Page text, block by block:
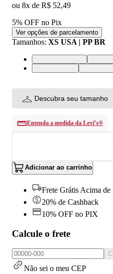
ou 8x de R$ 52,49
5% OFF no Pix
Ver opções de parcelamento
Tamanhos: XS USA | PP BR
XS USA | PP BRS USA
L USA | G BRXL USA |
Descubra seu tamanho
Entenda a medida da Levi’s®
Adicionar ao carrinho
Frete Grátis Acima
20% de Cashback
10% OFF no PIX
Calcule o frete
Não sei o meu CEP